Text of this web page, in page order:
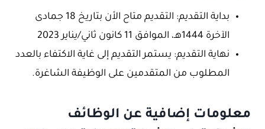
بداية التقديم: التقديم متاح الأن بتاريخ 18 جمادى
الآخرة 1444هـ، الموافق 11 كانون ثاني/يناير 2023
نهاية التقديم: يستمر التقديم إلى غاية الاكتفاء بالعدد
المطلوب من المتقدمين على الوظيفة الشاغرة.
معلومات إضافية عن الوظائف